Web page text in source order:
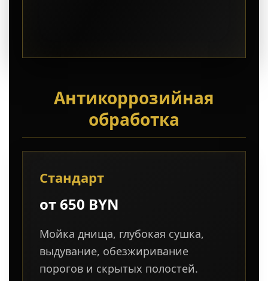
Антикоррозийная
обработка
Стандарт
от 650 BYN
Мойка днища, глубокая сушка,
выдувание, обезжиривание
порогов и скрытых полостей.